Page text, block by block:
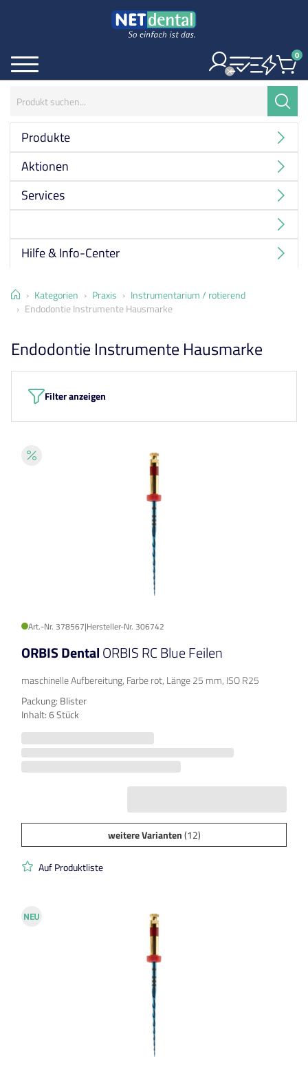
Menü 0
Produkte
Aktionen
Services
Hilfe & Info-Center
Home Kategorien Praxis
Instrumentarium / rotierend
Endodontie Instrumente Hausmarke
Endodontie Instrumente Hausmarke
Filter anzeigen
Art.-Nr. 378567|Hersteller-Nr. 306742
ORBIS DentalORBIS RC Blue Feilen
maschinelle Aufbereitung, Farbe rot, Länge 25 mm, ISO R25
Packung: Blister
Inhalt: 6 Stück
weitere Varianten(12)
Auf Produktliste